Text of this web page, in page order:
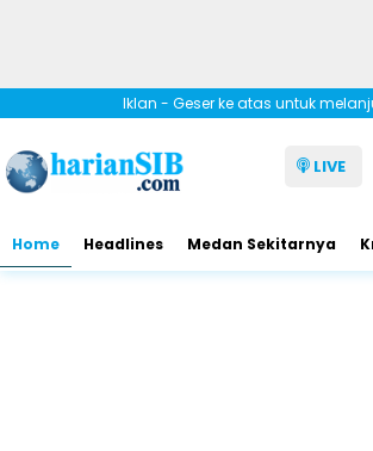
Iklan - Geser ke atas untuk
LIVE
Home Headlines Medan Sekitarnya